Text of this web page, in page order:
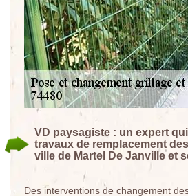
VD paysagiste : un expert
travaux de remplacement
ville de Martel De Janville et
Des interventions de changement